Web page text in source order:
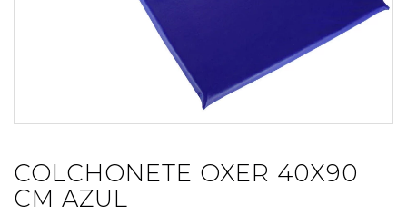
COLCHONETE OXER 40X90
CM AZUL